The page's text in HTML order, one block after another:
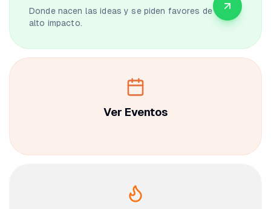
Donde nacen las ideas y se piden favores de
alto impacto.
Ver Eventos